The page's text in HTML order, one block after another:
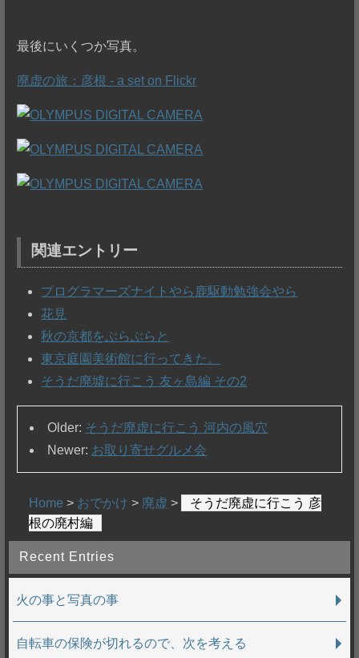
最後にいくつか写真。
廃虚の旅：彦根 - a set on Flickr
関連エントリー
プログラマーズナイトやら鹿駆動勉強会やら
花見
秋の京都をぶらぶらと
東京庭園美術館に行ってきた。
そうだ廃墟に行こう 友ヶ島編 その2
Older: そうだ廃虚に行こう 河内の風穴
Newer: お取り寄せグルメ会
Home > おでかけ > 廃虚 >
そうだ廃虚に行こう 彦
根の廃村編
Recent Entries
火の事と写真の事
自転車の保険が切れるので、次を考える